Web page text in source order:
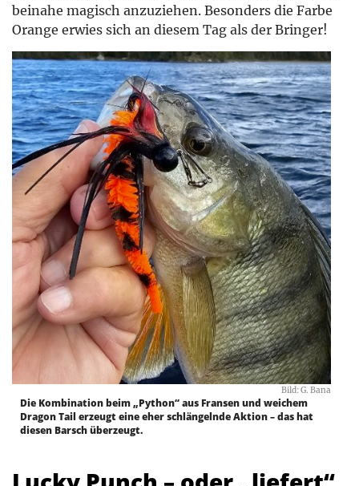
beinahe magisch anzuziehen. Besonders die Farbe
Orange erwies sich an diesem Tag als der Bringer!
Bild: G. Bana
Die Kombination beim „Python“ aus Fransen und weichem
Dragon Tail erzeugt eine eher schlängelnde Aktion – das hat
diesen Barsch überzeugt.